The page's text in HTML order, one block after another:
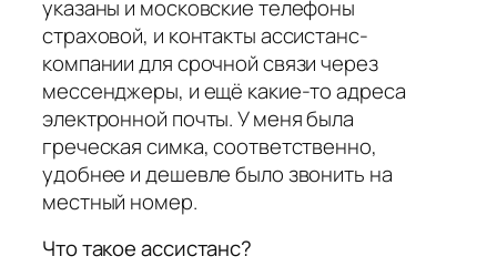
указаны и московские телефоны
страховой, и контакты ассистанс-
компании для срочной связи через
мессенджеры, и ещё какие-то адреса
электронной почты. У меня была
греческая симка, соответственно,
удобнее и дешевле было звонить на
местный номер.
Что такое ассистанс?